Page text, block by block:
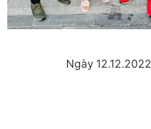
Ngày 12.12.2022